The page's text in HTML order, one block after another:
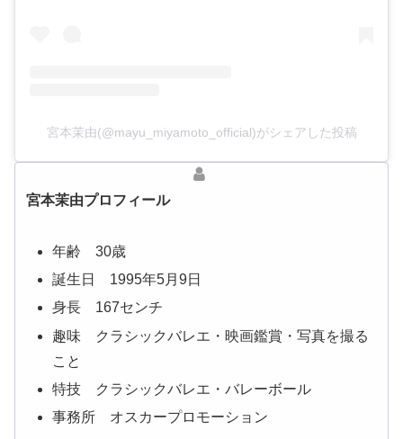
宮本茉由(@mayu_miyamoto_official)がシェアした投稿
宮本茉由プロフィール
年齢 30歳
誕生日 1995年5月9日
身長 167センチ
趣味 クラシックバレエ・映画鑑賞・写真を撮る
こと
特技 クラシックバレエ・バレーボール
事務所 オスカープロモーション